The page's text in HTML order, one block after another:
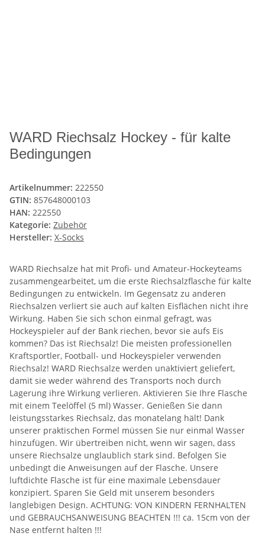
WARD Riechsalz Hockey - für kalte
Bedingungen
Artikelnummer: 222550
GTIN: 857648000103
HAN: 222550
Kategorie: Zubehör
Hersteller: X-Socks
WARD Riechsalze hat mit Profi- und Amateur-Hockeyteams
zusammengearbeitet, um die erste Riechsalzflasche für kalte
Bedingungen zu entwickeln. Im Gegensatz zu anderen
Riechsalzen verliert sie auch auf kalten Eisflächen nicht ihre
Wirkung. Haben Sie sich schon einmal gefragt, was
Hockeyspieler auf der Bank riechen, bevor sie aufs Eis
kommen? Das ist Riechsalz! Die meisten professionellen
Kraftsportler, Football- und Hockeyspieler verwenden
Riechsalz! WARD Riechsalze werden unaktiviert geliefert,
damit sie weder während des Transports noch durch
Lagerung ihre Wirkung verlieren. Aktivieren Sie Ihre Flasche
mit einem Teelöffel (5 ml) Wasser. Genießen Sie dann
leistungsstarkes Riechsalz, das monatelang hält! Dank
unserer praktischen Formel müssen Sie nur einmal Wasser
hinzufügen. Wir übertreiben nicht, wenn wir sagen, dass
unsere Riechsalze unglaublich stark sind. Befolgen Sie
unbedingt die Anweisungen auf der Flasche. Unsere
luftdichte Flasche ist für eine maximale Lebensdauer
konzipiert. Sparen Sie Geld mit unserem besonders
langlebigen Design. ACHTUNG: VON KINDERN FERNHALTEN
und GEBRAUCHSANWEISUNG BEACHTEN !!! ca. 15cm von der
Nase entfernt halten !!!